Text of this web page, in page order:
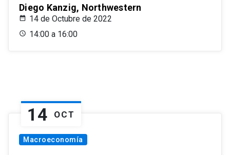
Diego Kanzig, Northwestern
14 de Octubre de 2022
14:00 a 16:00
14 OCT
Macroeconomía